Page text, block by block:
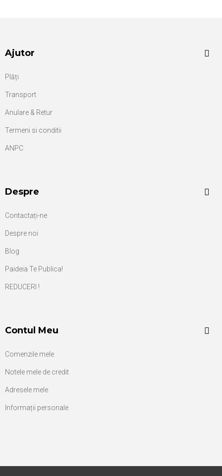
Ajutor
Plăți
Transport
Anulare & Retur
Termeni si conditii
ANPC
Despre
Contactați-ne
Despre noi
Blog
Paideia Te Publica!
REDUCERI !
Contul Meu
Comenzile mele
Notele mele de credit
Adresele mele
Informații personale